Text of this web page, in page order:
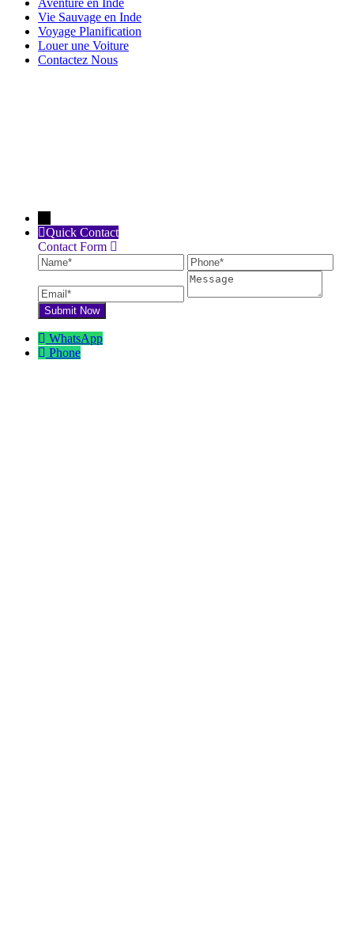
Vie Sauvage en Inde
Voyage Planification
Louer une Voiture
Contactez Nous
Quick Contact
Contact Form
Name
Phone
Message
WhatsApp
Phone